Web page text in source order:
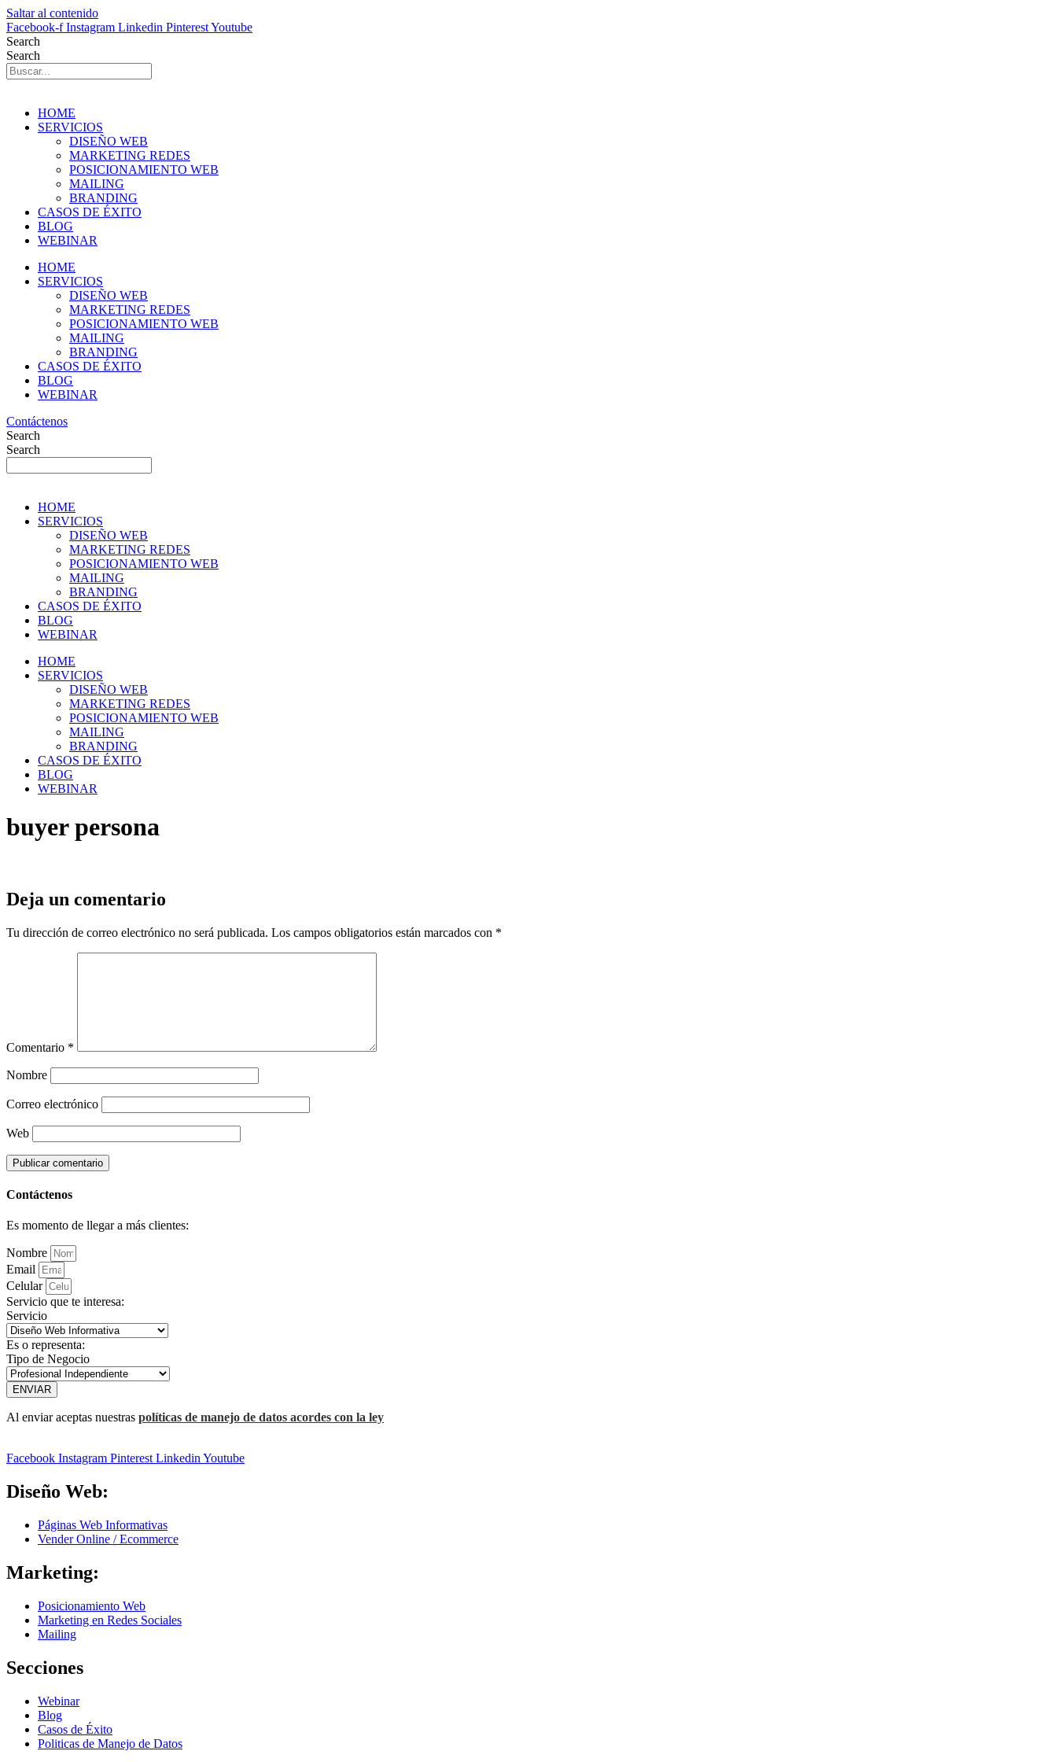
Saltar al contenido
Facebook-f Instagram Linkedin PinterestYoutube
Search
Search
HOME
SERVICIOS
DISEÑO WEB
MARKETING REDES
POSICIONAMIENTO WEB
MAILING
BRANDING
CASOS DE ÉXITO
BLOG
WEBINAR
HOME
SERVICIOS
DISEÑO WEB
MARKETING REDES
POSICIONAMIENTO WEB
MAILING
BRANDING
CASOS DE ÉXITO
BLOG
WEBINAR
Contáctenos
Search
Search
HOME
SERVICIOS
DISEÑO WEB
MARKETING REDES
POSICIONAMIENTO WEB
MAILING
BRANDING
CASOS DE ÉXITO
BLOG
WEBINAR
HOME
SERVICIOS
DISEÑO WEB
MARKETING REDES
POSICIONAMIENTO WEB
MAILING
BRANDING
CASOS DE ÉXITO
BLOG
WEBINAR
buyer persona
Deja un comentario
Tu dirección de correo electrónico no será publicada. Los campos obligatorios están marcados con *
Comentario *
Nombre
Correo electrónico
Web
Contáctenos
Es momento de llegar a más clientes:
Nombre
Email
Celular
Servicio que te interesa:
Servicio
Es o representa:
Tipo de Negocio
ENVIAR
Al enviar aceptas nuestras políticas de manejo de datos acordes con la ley
Facebook Instagram Pinterest Linkedin Youtube
Diseño Web:
Páginas Web Informativas
Vender Online / Ecommerce
Marketing:
Posicionamiento Web
Marketing en Redes Sociales
Mailing
Secciones
Webinar
Blog
Casos de Éxito
Politicas de Manejo de Datos